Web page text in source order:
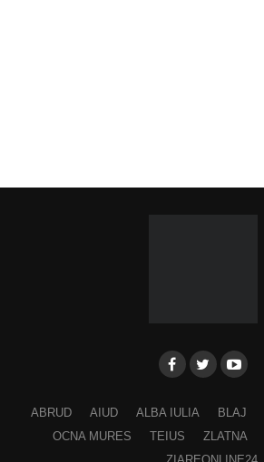
ABRUD AIUD ALBA IULIA BLAJ
OCNA MURES
TEIUS ZLATNA